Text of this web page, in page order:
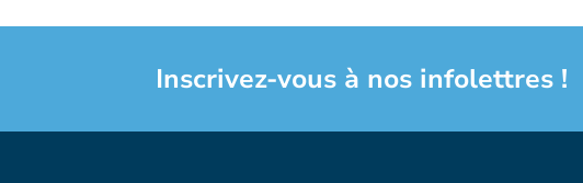
Inscrivez-vous à nos infolettres !